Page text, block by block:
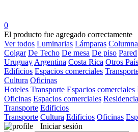
0
El producto fue agregado correctamente
Ver todos Luminarias Lámparas
Colgar De Techo De mesa De piso Pared
Uruguay Argentina Costa Rica Otros
Edificios Espacios comerciales
Cultura Oficinas
Hoteles Transporte Espacios comerciales
Oficinas Espacios comerciales
Transporte Edificios
Transporte Cultura Edificios Oficinas
Iniciar sesión